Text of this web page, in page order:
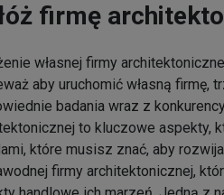
firmę
własnej firmy
aby uruchomić własną firmę,
badania wraz z
to kluczowe aspekty,
które musisz znać, aby
firmy architektonicznej,